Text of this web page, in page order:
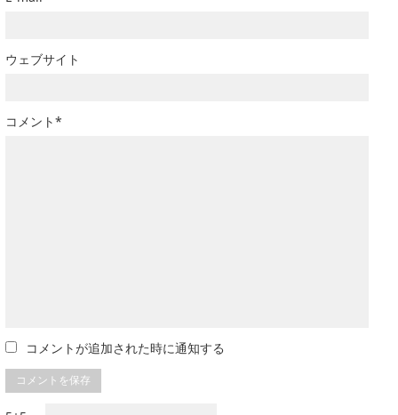
ウェブサイト
コメント*
コメントが追加された時に通知する